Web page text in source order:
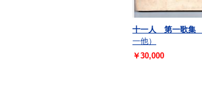
十一人 第一歌集
一他）
￥30,000